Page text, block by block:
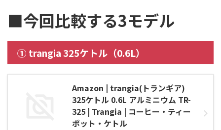
■今回比較する3モデル
① trangia 325ケトル（0.6L）
Amazon | trangia(トランギア)
325ケトル 0.6L アルミニウム TR-
325 | Trangia | コーヒー・ティー
ポット・ケトル